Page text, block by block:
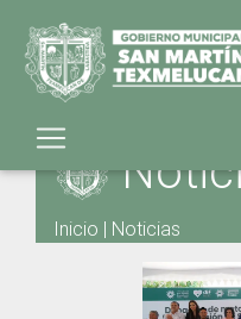
Inicio | Noticias